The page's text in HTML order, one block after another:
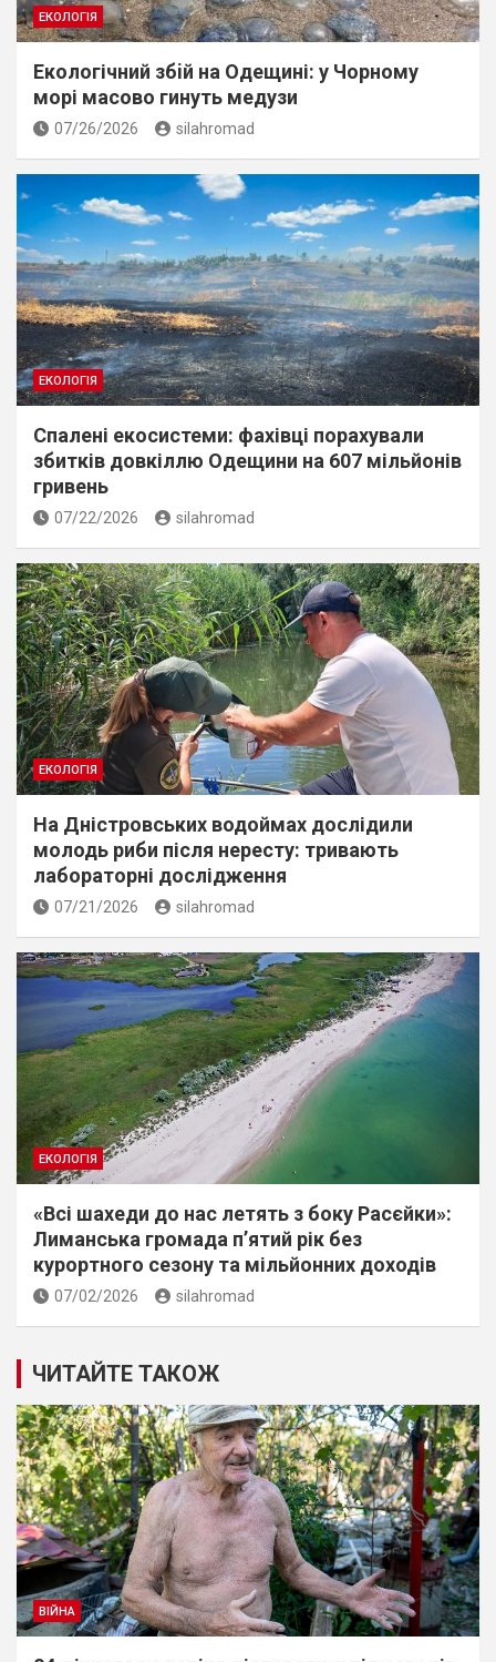
ЕКОЛОГІЯ
Екологічний збiй на Одещині: у Чорному
морі масово гинуть медузи
07/26/2026 silahromad
ЕКОЛОГІЯ
Спалені екосистеми: фахівці порахували
збитків довкіллю Одещини на 607 мільйонів
гривень
07/22/2026 silahromad
ЕКОЛОГІЯ
На Дністровських водоймах дослідили
молодь риби після нересту: тривають
лабораторні дослідження
07/21/2026 silahromad
ЕКОЛОГІЯ
«Всі шахеди до нас летять з боку Расєйки»:
Лиманська громада п’ятий рік без
курортного сезону та мільйонних доходів
07/02/2026 silahromad
ЧИТАЙТЕ ТАКОЖ
ВІЙНА